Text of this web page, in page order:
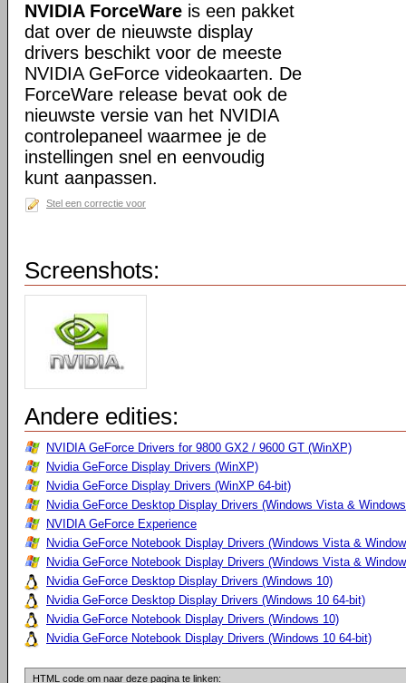
NVIDIA ForceWare is een pakket
dat over de nieuwste display
drivers beschikt voor de meeste
NVIDIA GeForce videokaarten. De
ForceWare release bevat ook de
nieuwste versie van het NVIDIA
controlepaneel waarmee je de
instellingen snel en eenvoudig
kunt aanpassen.
Stel een correctie voor
Screenshots:
Andere edities:
NVIDIA GeForce Drivers for 9800 GX2 / 9600 GT (WinXP)
Nvidia GeForce Display Drivers (WinXP)
Nvidia GeForce Display Drivers (WinXP 64-bit)
Nvidia GeForce Desktop Display Drivers (Windows Vista &
NVIDIA GeForce Experience
Nvidia GeForce Notebook Display Drivers (Windows Vista &
Nvidia GeForce Notebook Display Drivers (Windows Vista &
Nvidia GeForce Desktop Display Drivers (Windows 10)
Nvidia GeForce Desktop Display Drivers (Windows 10 64-bit)
Nvidia GeForce Notebook Display Drivers (Windows 10)
Nvidia GeForce Notebook Display Drivers (Windows 10 64-bit)
HTML code om naar deze pagina te linken: